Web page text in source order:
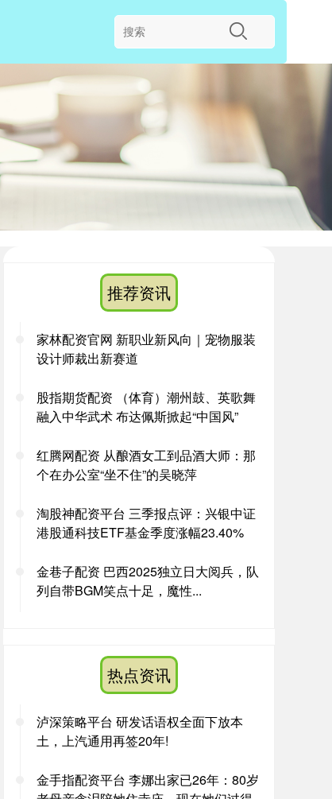
推荐资讯
家林配资官网 新职业新风向｜宠物服装
设计师裁出新赛道
股指期货配资 （体育）潮州鼓、英歌舞
融入中华武术 布达佩斯掀起“中国风”
红腾网配资 从酿酒女工到品酒大师：那
个在办公室“坐不住”的吴晓萍
淘股神配资平台 三季报点评：兴银中证
港股通科技ETF基金季度涨幅23.40%
金巷子配资 巴西2025独立日大阅兵，队
列自带BGM笑点十足，魔性...
热点资讯
泸深策略平台 研发话语权全面下放本
土，上汽通用再签20年!
金手指配资平台 李娜出家已26年：80岁